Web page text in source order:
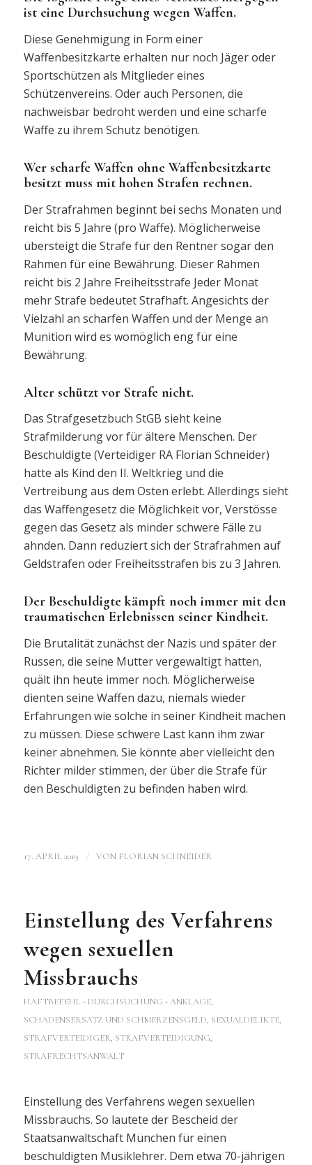
ist eine Durchsuchung wegen Waffen.
Diese Genehmigung in Form einer
Waffenbesitzkarte erhalten nur noch Jäger oder
Sportschützen als Mitglieder eines
Schützenvereins. Oder auch Personen, die
nachweisbar bedroht werden und eine scharfe
Waffe zu ihrem Schutz benötigen.
Wer scharfe Waffen ohne Waffenbesitzkarte
besitzt muss mit hohen Strafen rechnen.
Der Strafrahmen beginnt bei sechs Monaten und
reicht bis 5 Jahre (pro Waffe). Möglicherweise
übersteigt die Strafe für den Rentner sogar den
Rahmen für eine Bewährung. Dieser Rahmen
reicht bis 2 Jahre Freiheitsstrafe Jeder Monat
mehr Strafe bedeutet Strafhaft. Angesichts der
Vielzahl an scharfen Waffen und der Menge an
Munition wird es womöglich eng für eine
Bewährung.
Alter schützt vor Strafe nicht.
Das Strafgesetzbuch StGB sieht keine
Strafmilderung vor für ältere Menschen. Der
Beschuldigte (Verteidiger RA Florian Schneider)
hatte als Kind den II. Weltkrieg und die
Vertreibung aus dem Osten erlebt. Allerdings sieht
das Waffengesetz die Möglichkeit vor, Verstösse
gegen das Gesetz als minder schwere Fälle zu
ahnden. Dann reduziert sich der Strafrahmen auf
Geldstrafen oder Freiheitsstrafen bis zu 3 Jahren.
Der Beschuldigte kämpft noch immer mit den
traumatischen Erlebnissen seiner Kindheit.
Die Brutalität zunächst der Nazis und später der
Russen, die seine Mutter vergewaltigt hatten,
quält ihn heute immer noch. Möglicherweise
dienten seine Waffen dazu, niemals wieder
Erfahrungen wie solche in seiner Kindheit machen
zu müssen. Diese schwere Last kann ihm zwar
keiner abnehmen. Sie könnte aber vielleicht den
Richter milder stimmen, der über die Strafe für
den Beschuldigten zu befinden haben wird.
17. APRIL 2019 / VON FLORIAN SCHNEIDER
Einstellung des Verfahrens
wegen sexuellen
Missbrauchs
HAFTBEFEHL - DURCHSUCHUNG - ANKLAGE,
SCHADENSERSATZ UND SCHMERZENSGELD, SEXUALDELIKTE,
STRAFVERTEIDIGER, STRAFVERTEIDIGUNG,
STRAFRECHTSANWALT
Einstellung des Verfahrens wegen sexuellen
Missbrauchs. So lautete der Bescheid der
Staatsanwaltschaft München für einen
beschuldigten Musiklehrer. Dem etwa 70-jährigen